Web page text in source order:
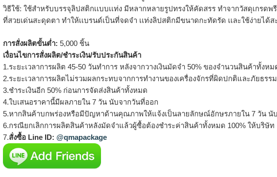
วิธีใช้: ใช้สำหรับบรรจุลิปสติกเเบบเเท่ง มีหลากหลายรูปทรงให้คัดสรร ทำจากวัสดุเกรด
ที่สวยเด่นสะดุดตา ทำให้เเบรนด์เป็นที่จดจำ เเท่งลิปสติกมีขนาดกะทัดรัด เเละใช้ง่ายได้
การสั่งผลิตขั้นต่ำ: 5,000 ชิ้น
เงื่อนไขการสั่งผลิต/ชำระเงิน/รับประกันสินค้า
1.ระยะเวลาการผลิต 45-50 วันทำการ หลังจากวางเงินมัดจำ 50% ของจำนวนสินค้าทั้งหม
2.ระยะเวลาการผลิตไม่รวมผลกระทบจากการทำงานของเครื่องจักรที่ผิดปกติและภัยธรร
3.ชำระเงินอีก 50% ก่อนการจัดส่งสินค้าทั้งหมด
4.ใบเสนอราคานี้มีผลภายใน 7 วัน นับจากวันที่ออก
5.หากสินค้าบกพร่องหรือมีปัญหาด้านคุณภาพให้แจ้งเป็นลายลักษณ์อักษรภายใน 7 วัน นั
6.กรณียกเลิกการผลิตสินค้าหลังมัดจำแล้วผู้ซื้อต้องชำระค่าสินค้าทั้งหมด 100% ให้บริษัท
7.สั่งซื้อ Line ID: @qmapackage